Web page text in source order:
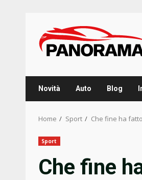
content
Novità Auto Blog
Home Sport Che fine ha
Sport
Che fine